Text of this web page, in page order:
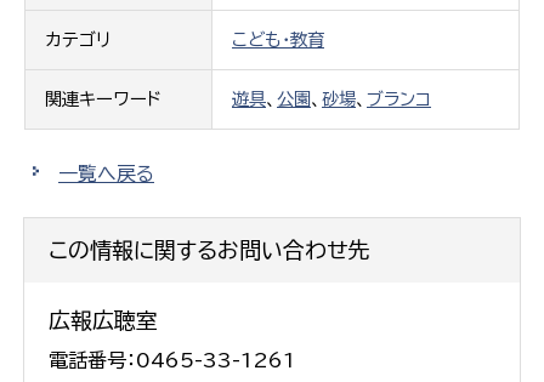
カテゴリ こども・教育
関連キーワード 遊具、 公園 、 砂場、 ブランコ
一覧へ戻る
この情報に関するお問い合わせ先
広報広聴室
電話番号：0465-33-1261